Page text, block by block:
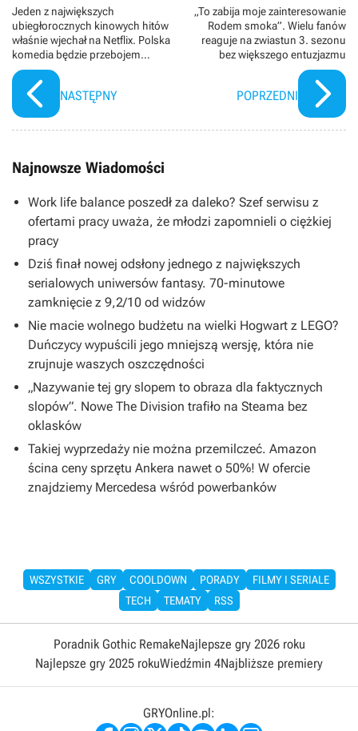
Jeden z największych
ubiegłorocznych kinowych hitów
właśnie wjechał na Netflix. Polska
komedia będzie przebojem
majowego weekendu
NASTĘPNY
„To zabija moje zainteresowanie
Rodem smoka”. Wielu fanów
reaguje na zwiastun 3. sezonu
bez większego entuzjazmu
POPRZEDNI
Najnowsze Wiadomości
Work life balance poszedł za daleko? Szef serwisu z
ofertami pracy uważa, że młodzi zapomnieli o ciężkiej
pracy
Dziś finał nowej odsłony jednego z największych
serialowych uniwersów fantasy. 70-minutowe
zamknięcie z 9,2/10 od widzów
Nie macie wolnego budżetu na wielki Hogwart z LEGO?
Duńczycy wypuścili jego mniejszą wersję, która nie
zrujnuje waszych oszczędności
„Nazywanie tej gry slopem to obraza dla faktycznych
slopów”. Nowe The Division trafiło na Steama bez
oklasków
Takiej wyprzedaży nie można przemilczeć. Amazon
ścina ceny sprzętu Ankera nawet o 50%! W ofercie
znajdziemy Mercedesa wśród powerbanków
WSZYSTKIE GRY COOLDOWN PORADY
FILMY I SERIALE
TECH
TEMATY RSS
Poradnik Gothic RemakeNajlepsze gry 2026 roku
Najlepsze gry 2025 rokuWiedźmin 4Najbliższe premiery
GRYOnline.pl: